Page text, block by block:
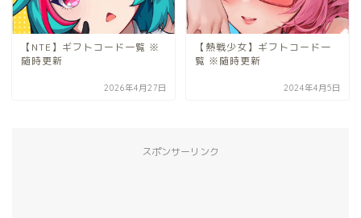
【NTE】ギフトコード一覧 ※
随時更新
2026年4月27日
【熱戦少女】ギフトコード一
覧 ※随時更新
2024年4月5日
スポンサーリンク